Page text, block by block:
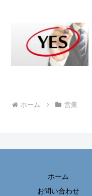
ホーム 営業
ホーム
お問い合わせ